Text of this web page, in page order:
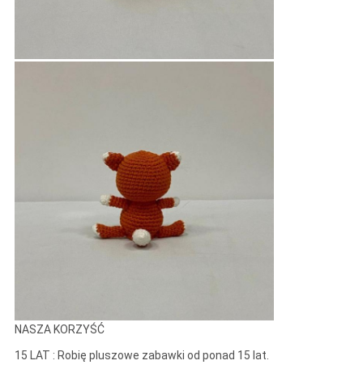
NASZA KORZYŚĆ
15 LAT : Robię pluszowe zabawki od ponad 15 lat.